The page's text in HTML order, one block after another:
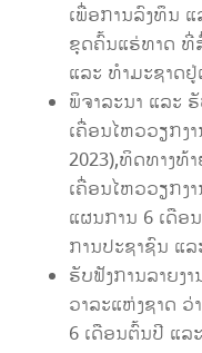
ເພື່ອການລົງທຶນ
ຂຸດຄົ້ນແຮ່ທາດ ທີ່
ແລະ ທໍາມະຊາດ
ພິຈາລະນາ ແລະ
ເຄື່ອນໄຫວວຽກງ
2023),ທິດທາງທ້
ເຄື່ອນໄຫວວຽກງ
ແຜນການ 6 ເດືອ
ການປະຊາຊົນ ແ
ຮັບຟັງການລາຍງ
ວາລະແຫ່ງຊາດ
6 ເດືອນຕົ້ນປີ ແລ